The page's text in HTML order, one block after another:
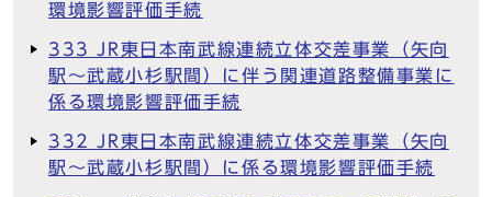
環境影響評価手続
333 JR東日本南武線連続立体交差事業（矢向
駅～武蔵小杉駅間）に伴う関連道路整備事業に
係る環境影響評価手続
332 JR東日本南武線連続立体交差事業（矢向
駅～武蔵小杉駅間）に係る環境影響評価手続